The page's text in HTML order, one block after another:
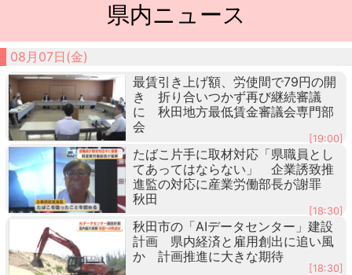
県内ニュース
08月07日(金)
最賃引き上げ額、労使間で79円の開
き 折り合いつかず再び継続審議
に 秋田地方最低賃金審議会専門部
会
[19:00]
たばこ片手に取材対応「県職員とし
てあってはならない」 企業誘致推
進監の対応に産業労働部長が謝罪
秋田
[18:30]
秋田市の「AIデータセンター」建設
計画 県内経済と雇用創出に追い風
か 計画推進に大きな期待
[18:30]